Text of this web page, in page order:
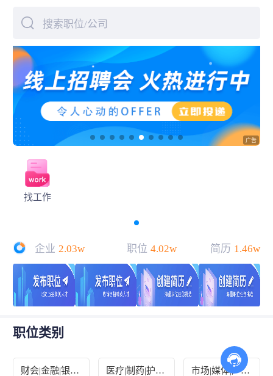
搜索职位/公司
找工作
企业 2.03w 职位 4.02w 简历 1.46w
职位类别
财会|金融|银行| 医疗|制药|护理| 市场|媒体|广告|